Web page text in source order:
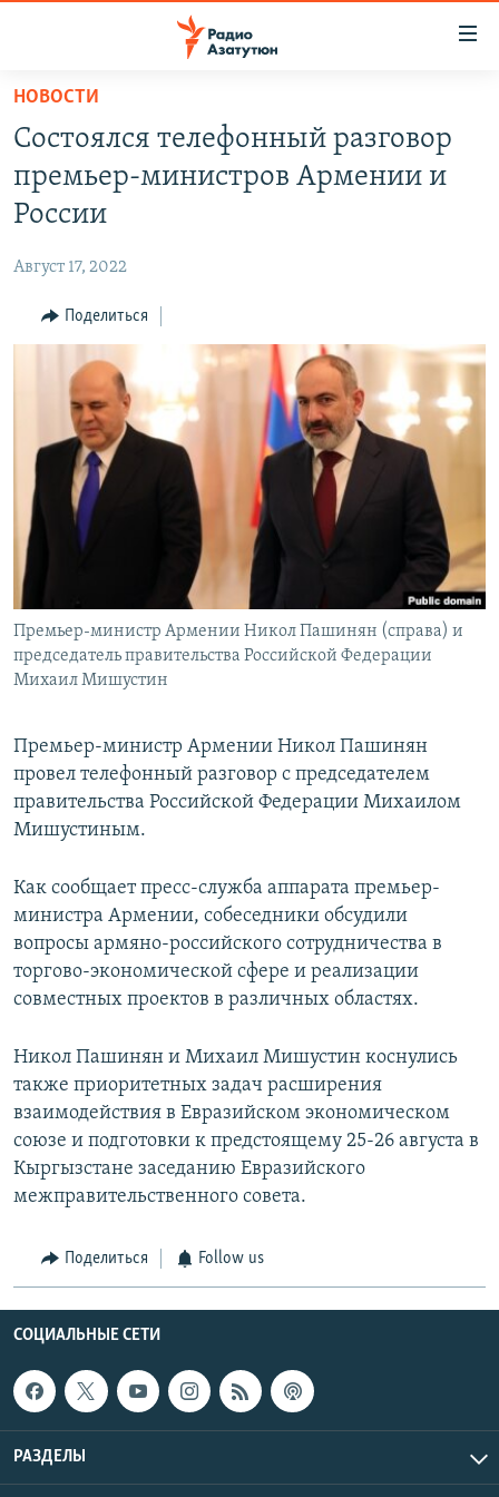
Перейти
основному
содержанию
Перейти
основной
навигации
Перейти
ПОЛИТИКА
ЭКОНОМИКА
РЕГИОН
НАГОРНЫЙ КАРАБАХ
КУЛЬТУРА
СПОРТ
АРХИВ
Հայերեն
English
Русский
Все сайты Радио Азатутюн
НОВОСТИ
Состоялся телефонный разговор
премьер-министров Армении и
России
Август 17, 2022
Поделиться
Премьер-министр Армении Никол Пашинян (справа) и
председатель правительства Российской Федерации
Михаил Мишустин
Премьер-министр Армении Никол Пашинян
провел телефонный разговор с председателем
правительства Российской Федерации Михаилом
Мишустиным.
Как сообщает пресс-служба аппарата премьер-
министра Армении, собеседники обсудили
вопросы армяно-российского сотрудничества в
торгово-экономической сфере и реализации
совместных проектов в различных областях.
Никол Пашинян и Михаил Мишустин коснулись
также приоритетных задач расширения
взаимодействия в Евразийском экономическом
союзе и подготовки к предстоящему 25-26 августа в
Кыргызстане заседанию Евразийского
межправительственного совета.
Поделиться Follow us
СОЦИАЛЬНЫЕ СЕТИ
РАЗДЕЛЫ